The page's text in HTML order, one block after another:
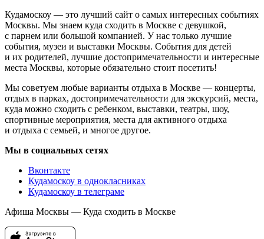
Кудамоскоу — это лучший сайт о самых интересных событиях
Москвы. Мы знаем куда сходить в Москве с девушкой,
с парнем или большой компанией. У нас только лучшие
события, музеи и выставки Москвы. События для детей
и их родителей, лучшие достопримечательности и интересные
места Москвы, которые обязательно стоит посетить!
Мы советуем любые варианты отдыха в Москве — концерты,
отдых в парках, достопримечательности для экскурсий, места,
куда можно сходить с ребенком, выставки, театры, шоу,
спортивные мероприятия, места для активного отдыха
и отдыха с семьей, и многое другое.
Мы в социальных сетях
Вконтакте
Кудамоскоу в однокласниках
Кудамоскоу в телеграме
Афиша Москвы — Куда сходить в Москве